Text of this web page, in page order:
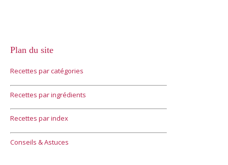
Plan du site
Recettes par catégories
Recettes par ingrédients
Recettes par index
Conseils & Astuces